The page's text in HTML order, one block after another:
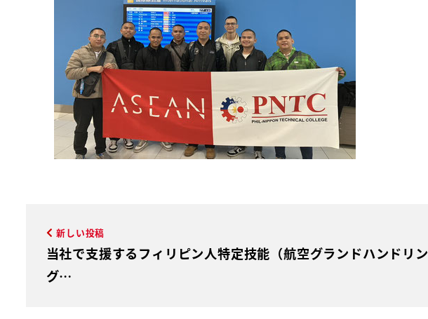
新しい投稿
当社で支援するフィリピン人特定技能（航空グランドハンドリン
グ…